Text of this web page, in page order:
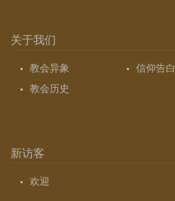
关于我们
教会异象
信仰告白
教会历史
新访客
欢迎